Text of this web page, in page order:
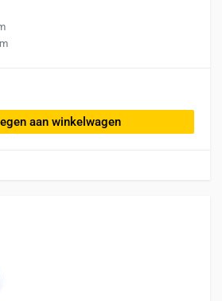
aan winkelwagen